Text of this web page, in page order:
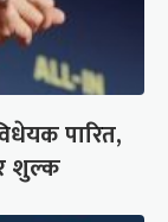
पारित,
शुल्क